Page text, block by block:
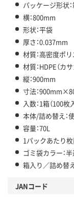
パッケージ形状
横：800mm
形状：平袋
厚さ：0.037mm
材質：高密度ポ
材質：HDPE（カ
縦：900mm
寸法：
入数：1箱（100枚
本体/詰め替え：
容量：70L
1パックあたり枚
ゴミ袋カラー：
箱入り／詰め替え
JANコード